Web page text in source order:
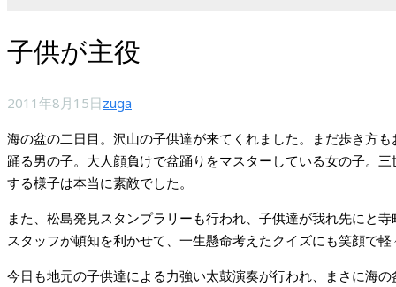
子供が主役
2011年8月15日zuga
海の盆の二日目。沢山の子供達が来てくれました。まだ歩き方
踊る男の子。大人顔負けで盆踊りをマスターしている女の子。
する様子は本当に素敵でした。
また、松島発見スタンプラリーも行われ、子供達が我れ先にと
スタッフが頓知を利かせて、一生懸命考えたクイズにも笑顔で
今日も地元の子供達による力強い太鼓演奏が行われ、まさに海